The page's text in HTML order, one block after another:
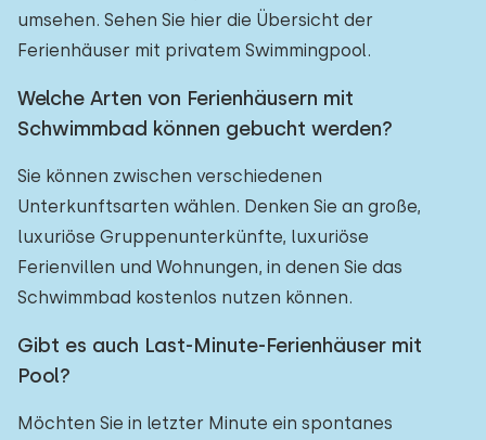
umsehen. Sehen Sie hier die Übersicht der
Ferienhäuser mit privatem Swimmingpool.
Welche Arten von Ferienhäusern mit
Schwimmbad können gebucht werden?
Sie können zwischen verschiedenen
Unterkunftsarten wählen. Denken Sie an große,
luxuriöse Gruppenunterkünfte, luxuriöse
Ferienvillen und Wohnungen, in denen Sie das
Schwimmbad kostenlos nutzen können.
Gibt es auch Last-Minute-Ferienhäuser mit
Pool?
Möchten Sie in letzter Minute ein spontanes